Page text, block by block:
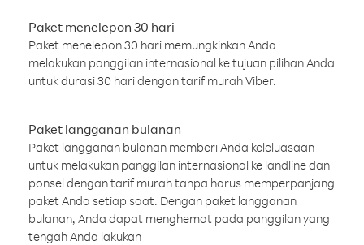
Paket menelepon 30 hari
Paket menelepon 30 hari memungkinkan Anda
melakukan panggilan internasional ke tujuan pilihan Anda
untuk durasi 30 hari dengan tarif murah Viber.
Paket langganan bulanan
Paket langganan bulanan memberi Anda keleluasaan
untuk melakukan panggilan internasional ke landline dan
ponsel dengan tarif murah tanpa harus memperpanjang
paket Anda setiap saat. Dengan paket langganan
bulanan, Anda dapat menghemat pada panggilan yang
tengah Anda lakukan